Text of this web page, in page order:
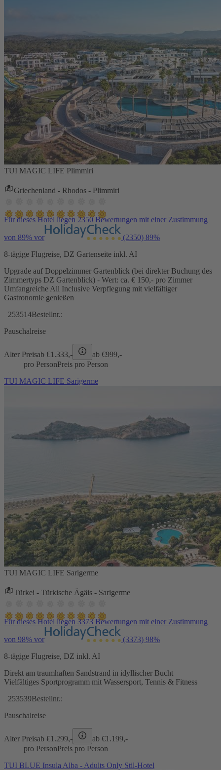
TUI MAGIC LIFE Plimmiri
Griechenland - Rhodos - Plimmiri
Für dieses Hotel liegen 2350 Bewertungen mit einer Zustimmung
von 89% vor (2350) 89%
8-tägige Flugreise, DZ Gartenseite inkl. AI
Upgrade auf Doppelzimmer Gartenblick (bei direkter Buchung des
Zimmertyps DZ Gartenblick) - Wert: ca. € 150,- pro Zimmer
Umfangreiche All Inclusive Verpflegung mit vielfältiger
Gastronomie genießen
253514Bestellnr.:
Pauschalreise
Alter Preisab €1.333,- ab €999,-
pro PersonPreis pro Person
TUI MAGIC LIFE Sarigerme
TUI MAGIC LIFE Sarigerme
Türkei - Türkische Ägäis - Sarigerme
Für dieses Hotel liegen 3373 Bewertungen mit einer Zustimmung
von 98% vor (3373) 98%
8-tägige Flugreise, DZ inkl. AI
Direkt am traumhaften Sandstrand in idyllischer Bucht
Vielfältiges Sportprogramm mit Wassersport, Tennis & Fitness
253539Bestellnr.:
Pauschalreise
Alter Preisab €1.299,- ab €1.199,-
pro PersonPreis pro Person
TUI BLUE Insula Alba - Adults Only Stil-Hotel